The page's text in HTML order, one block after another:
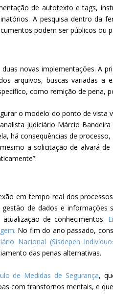
de autotexto e tags,
A pesquisa dentro da
podem ser públicos ou
novas implementações. A
arquivos, buscas variadas a
como remição de pena,
o modelo do ponto de vista
judiciário Márcio
há consequências de
a solicitação de alvará
em tempo real dos
de dados e informações
de conhecimentos.
. No fim do ano passado,
Nacional (Sisdepen
das penas alternativas.
de Medidas de Segurança,
com transtornos mentais, e